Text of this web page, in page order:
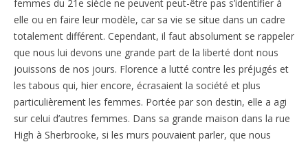
femmes du 21e siècle ne peuvent peut-être pas s’identifier à
elle ou en faire leur modèle, car sa vie se situe dans un cadre
totalement différent. Cependant, il faut absolument se rappeler
que nous lui devons une grande part de la liberté dont nous
jouissons de nos jours. Florence a lutté contre les préjugés et
les tabous qui, hier encore, écrasaient la société et plus
particulièrement les femmes. Portée par son destin, elle a agi
sur celui d’autres femmes. Dans sa grande maison dans la rue
High à Sherbrooke, si les murs pouvaient parler, que nous